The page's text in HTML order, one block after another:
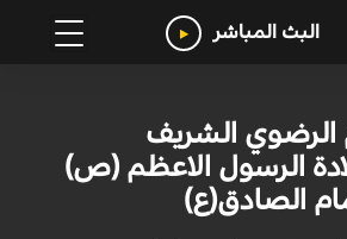
البث المباشر
الرضوي الشريف
الرسول الاعظم (ص)
الصادق(ع)